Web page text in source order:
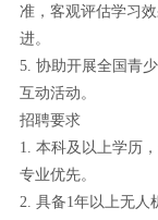
准，客观评估学习
进。
5. 协助开展全国青
互动活动。
招聘要求
1. 本科及以上学历
专业优先。
2. 具备1年以上无人